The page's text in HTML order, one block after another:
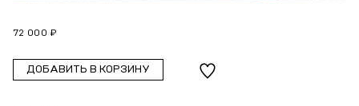
72 000 ₽
ДОБАВИТЬ В КОРЗИНУ